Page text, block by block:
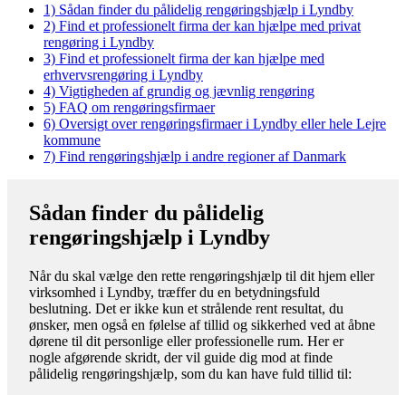
1) Sådan finder du pålidelig rengøringshjælp i Lyndby
2) Find et professionelt firma der kan hjælpe med privat
rengøring i Lyndby
3) Find et professionelt firma der kan hjælpe med
erhvervsrengøring i Lyndby
4) Vigtigheden af grundig og jævnlig rengøring
5) FAQ om rengøringsfirmaer
6) Oversigt over rengøringsfirmaer i Lyndby eller hele Lejre
kommune
7) Find rengøringshjælp i andre regioner af Danmark
Sådan finder du pålidelig
rengøringshjælp i Lyndby
Når du skal vælge den rette rengøringshjælp til dit hjem eller
virksomhed i Lyndby, træffer du en betydningsfuld
beslutning. Det er ikke kun et strålende rent resultat, du
ønsker, men også en følelse af tillid og sikkerhed ved at åbne
dørene til dit personlige eller professionelle rum. Her er
nogle afgørende skridt, der vil guide dig mod at finde
pålidelig rengøringshjælp, som du kan have fuld tillid til: